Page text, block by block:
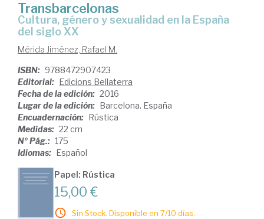
Transbarcelonas
cultura, género y sexualidad en la España
del siglo XX
Mérida Jiménez, Rafael M.
ISBN: 9788472907423
Editorial: Edicions Bellaterra
Fecha de la edición: 2016
Lugar de la edición: Barcelona. España
Encuadernación: Rústica
Medidas: 22 cm
Nº Pág.: 175
Idiomas: Español
Papel: Rústica
15,00 €
Sin Stock. Disponible en 7/10 días.